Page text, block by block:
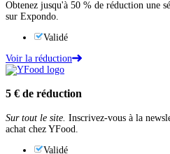
Obtenez jusqu'à 50 % de réduction une
sur Expondo.
Validé
Voir la réduction
5 € de réduction
Sur tout le site. Inscrivez-vous à la
achat chez YFood.
Validé